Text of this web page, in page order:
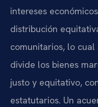
intereses
distribución
comunitarios, lo
divide los bienes
justo y equitativo,
estatutarios. Un